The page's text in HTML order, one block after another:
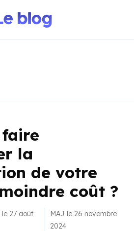
la
de votre
coût ?
le 27 août
MAJ le 26 novembre
2024